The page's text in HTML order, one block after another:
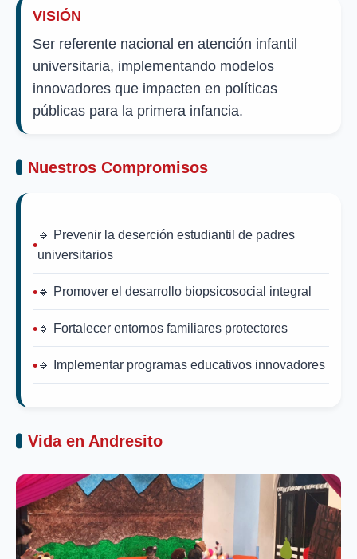
VISIÓN
Ser referente nacional en atención infantil
universitaria, implementando modelos
innovadores que impacten en políticas
públicas para la primera infancia.
Nuestros Compromisos
🔹 Prevenir la deserción estudiantil de padres
universitarios
🔹 Promover el desarrollo biopsicosocial integral
🔹 Fortalecer entornos familiares protectores
🔹 Implementar programas educativos innovadores
Vida en Andresito